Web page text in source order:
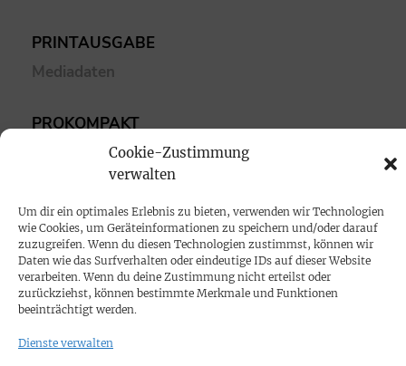
Cookie-Zustimmung
verwalten
Um dir ein optimales Erlebnis zu bieten, verwenden wir Technologien
wie Cookies, um Geräteinformationen zu speichern und/oder darauf
zuzugreifen. Wenn du diesen Technologien zustimmst, können wir
Daten wie das Surfverhalten oder eindeutige IDs auf dieser Website
verarbeiten. Wenn du deine Zustimmung nicht erteilst oder
zurückziehst, können bestimmte Merkmale und Funktionen
beeinträchtigt werden.
Dienste verwalten
PRINTAUSGABE
Mediadaten
PROKOMPAKT
Impressum
SPENDEN
Datenschutz
KONTAKT
Cookie-Richtlinie